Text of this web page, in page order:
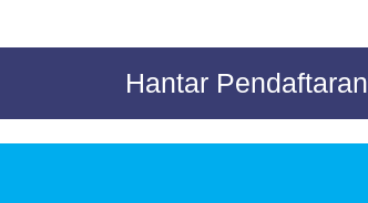
Hantar Pendaftaran